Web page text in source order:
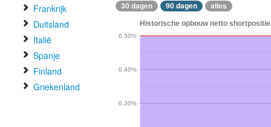
Frankrijk
Duitsland
Italië
Spanje
Finland
Griekenland
30 dagen 90 dagen alles
Historische opbouw netto
0.30%
0.40%
0.50%